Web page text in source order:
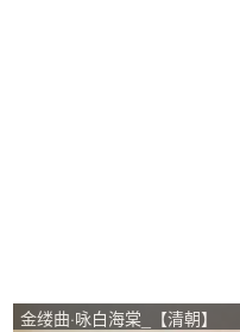
金缕曲·咏白海棠_【清朝】